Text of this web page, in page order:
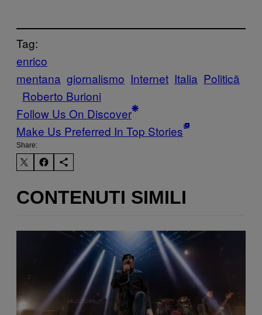
Tag:
enrico
mentana giornalismo Internet Italia Politică
Roberto Burioni
Follow Us On Discover
Make Us Preferred In Top Stories
Share:
CONTENUTI SIMILI